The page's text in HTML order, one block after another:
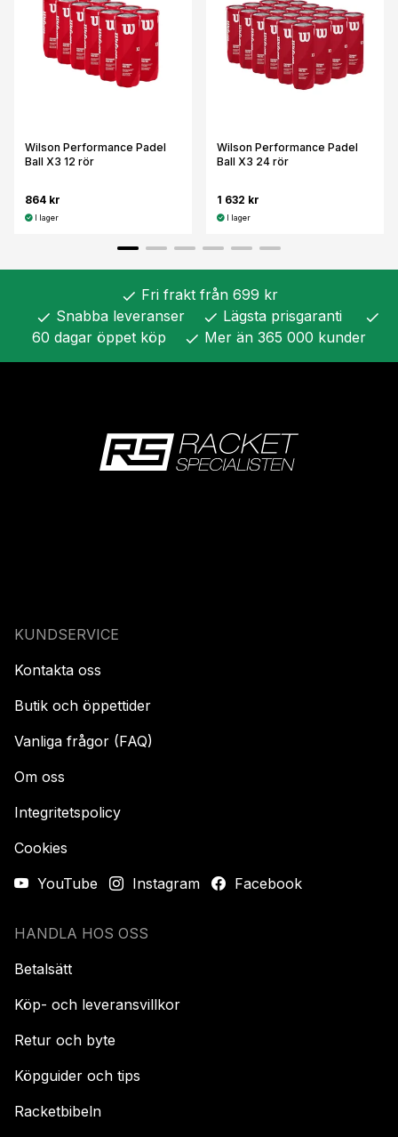
Wilson Performance Padel
Ball X3 12 rör
864 kr
I lager
Wilson Performance Padel
Ball X3 24 rör
1 632 kr
I lager
check Fri frakt från 699 kr
check Snabba leveranser check Lägsta prisgaranti check
60 dagar öppet köp check Mer än 365 000 kunder
KUNDSERVICE
Kontakta oss
Butik och öppettider
Vanliga frågor (FAQ)
Om oss
Integritetspolicy
Cookies
YouTube
Instagram Facebook
HANDLA HOS OSS
Betalsätt
Köp- och leveransvillkor
Retur och byte
Köpguider och tips
Racketbibeln